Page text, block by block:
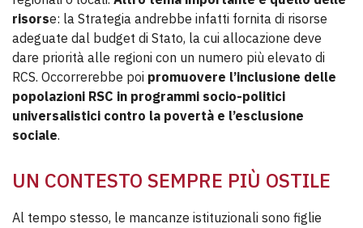
risorse: la Strategia andrebbe infatti fornita di risorse
adeguate dal budget di Stato, la cui allocazione deve
dare priorità alle regioni con un numero più elevato di
RCS. Occorrerebbe poi promuovere l’inclusione delle
popolazioni RSC in programmi socio-politici
universalistici contro la povertà e l’esclusione
sociale.
UN CONTESTO SEMPRE PIÙ OSTILE
Al tempo stesso, le mancanze istituzionali sono figlie